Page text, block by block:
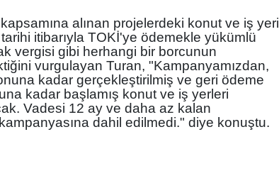
alınan projelerdeki konut ve iş yeri
tarihi itibarıyla TOKİ'ye ödemekle yükümlü
vergisi gibi herhangi bir borcunun
vurgulayan Turan, "Kampanyamızdan,
kadar gerçekleştirilmiş ve geri ödeme
kadar başlamış konut ve iş yerleri
Vadesi 12 ay ve daha az kalan
dahil edilmedi." diye konuştu.